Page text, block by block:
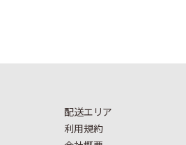
配送エリア
利用規約